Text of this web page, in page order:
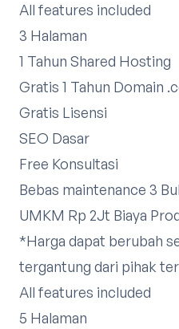
All features included
3 Halaman
1 Tahun Shared Hosting
Gratis 1 Tahun Domain
Gratis Lisensi
SEO Dasar
Free Konsultasi
Bebas maintenance 3
UMKM Rp 2Jt Biaya
*Harga dapat berubah
tergantung dari pihak
All features included
5 Halaman